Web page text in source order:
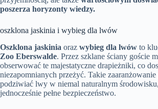
poszerza horyzonty wiedzy.
oszklona jaskinia i wybieg dla lwów
Oszklona jaskinia oraz wybieg dla lwów to
Zoo Eberswalde. Przez szklane ściany goście
obserwować te majestatyczne drapieżniki, co
niezapomnianych przeżyć. Takie
podziwiać lwy w niemal naturalnym
jednocześnie pełne bezpieczeństwo.